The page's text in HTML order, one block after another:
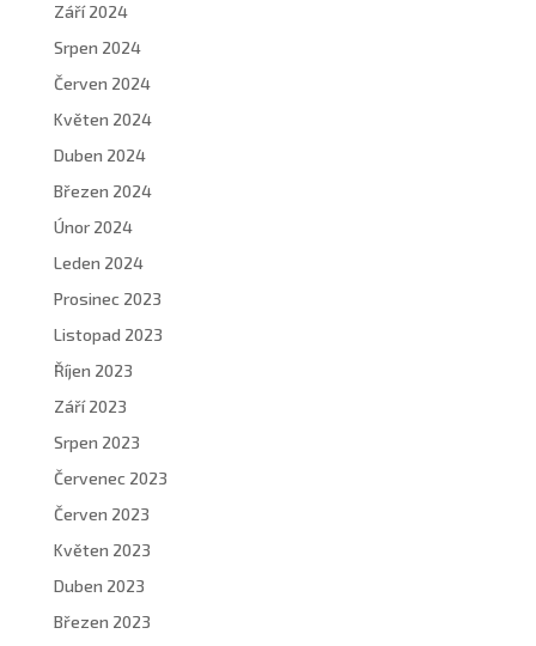
Září 2024
Srpen 2024
Červen 2024
Květen 2024
Duben 2024
Březen 2024
Únor 2024
Leden 2024
Prosinec 2023
Listopad 2023
Říjen 2023
Září 2023
Srpen 2023
Červenec 2023
Červen 2023
Květen 2023
Duben 2023
Březen 2023